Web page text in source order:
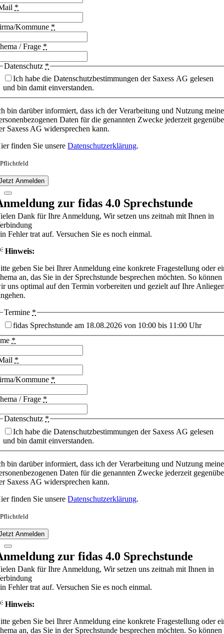
*
Kommune *
/ Frage *
Datenschutz *
Ich habe die Datenschutzbestimmungen der Saxess AG gelesen
und bin damit einverstanden.
bin darüber informiert, dass ich der Verarbeitung und Nutzung
Daten für die genannten Zwecke jederzeit
Saxess AG widersprechen kann.
finden Sie unsereDatenschutzerklärung.
Anmelden
zur fidas 4.0 Sprechstunde
Dank für Ihre Anmeldung, Wir setzen uns zeitnah mit Ihnen in
Fehler trat auf. Versuchen Sie es noch einmal.
Hinweis:
geben Sie bei Ihrer Anmeldung eine konkrete Fragestellung oder
an, das Sie in der Sprechstunde besprechen möchten. So können
uns optimal auf den Termin vorbereiten und gezielt auf Ihre
Termine *
fidas Sprechstunde am 18.08.2026 von 10:00 bis 11:00 Uhr
*
*
Kommune *
/ Frage *
Datenschutz *
Ich habe die Datenschutzbestimmungen der Saxess AG gelesen
und bin damit einverstanden.
bin darüber informiert, dass ich der Verarbeitung und Nutzung
Daten für die genannten Zwecke jederzeit
Saxess AG widersprechen kann.
finden Sie unsereDatenschutzerklärung.
Anmelden
zur fidas 4.0 Sprechstunde
Dank für Ihre Anmeldung, Wir setzen uns zeitnah mit Ihnen in
Fehler trat auf. Versuchen Sie es noch einmal.
Hinweis:
geben Sie bei Ihrer Anmeldung eine konkrete Fragestellung oder
an, das Sie in der Sprechstunde besprechen möchten. So können